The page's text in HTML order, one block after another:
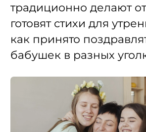
традиционно делают
готовят стихи для
как принято
бабушек в разных